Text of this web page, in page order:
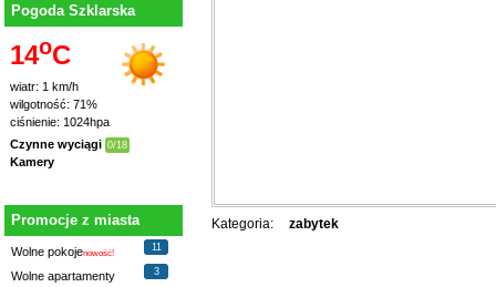
Pogoda Szklarska
14oC
wiatr: 1 km/h
wilgotność: 71%
ciśnienie: 1024hpa
Czynne wyciągi 0/18
Kamery
Promocje z miasta
Wolne pokojenowość!
11
Wolne apartamenty 3
Kategoria: zabytek